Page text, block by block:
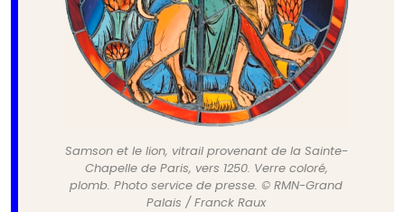
Samson et le lion, vitrail provenant de la Sainte-
Chapelle de Paris, vers 1250. Verre coloré,
plomb. Photo service de presse. © RMN-Grand
Palais / Franck Raux